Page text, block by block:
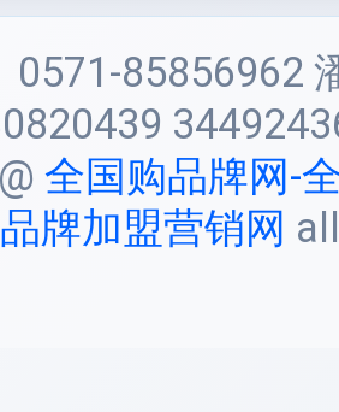
0571-85856962
全国购品牌网-
牌加盟营销网